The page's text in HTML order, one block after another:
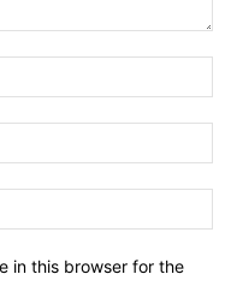
in this browser for the